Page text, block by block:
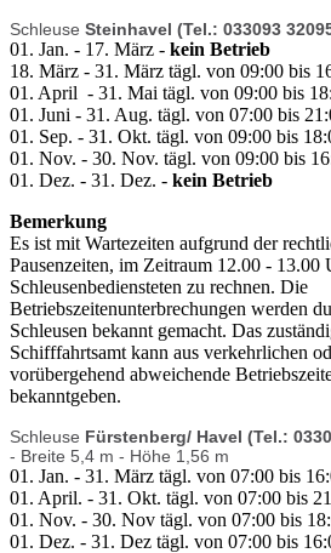
Schleuse Steinhavel (Tel.: 033093
01. Jan. - 17. März - kein Betrieb
18. März - 31. März tägl. von 09:00 bis
01. April - 31. Mai tägl. von 09:00 bis
01. Juni - 31. Aug. tägl. von 07:00 bis
01. Sep. - 31. Okt. tägl. von 09:00 bis
01. Nov. - 30. Nov. tägl. von 09:00 bis
01. Dez. - 31. Dez. - kein Betrieb
Bemerkung
Es ist mit Wartezeiten aufgrund der
Pausenzeiten, im Zeitraum 12.00 - 13.00
Schleusenbediensteten zu rechnen. Die
Betriebszeitenunterbrechungen werden
Schleusen bekannt gemacht. Das
Schifffahrtsamt kann aus verkehrlichen
vorübergehend abweichende
bekanntgeben.
Schleuse Fürstenberg/ Havel (Tel.:
- Breite 5,4 m - Höhe 1,56 m
01. Jan. - 31. März tägl. von 07:00 bis
01. April. - 31. Okt. tägl. von 07:00 bis
01. Nov. - 30. Nov tägl. von 07:00 bis
01. Dez. - 31. Dez tägl. von 07:00 bis